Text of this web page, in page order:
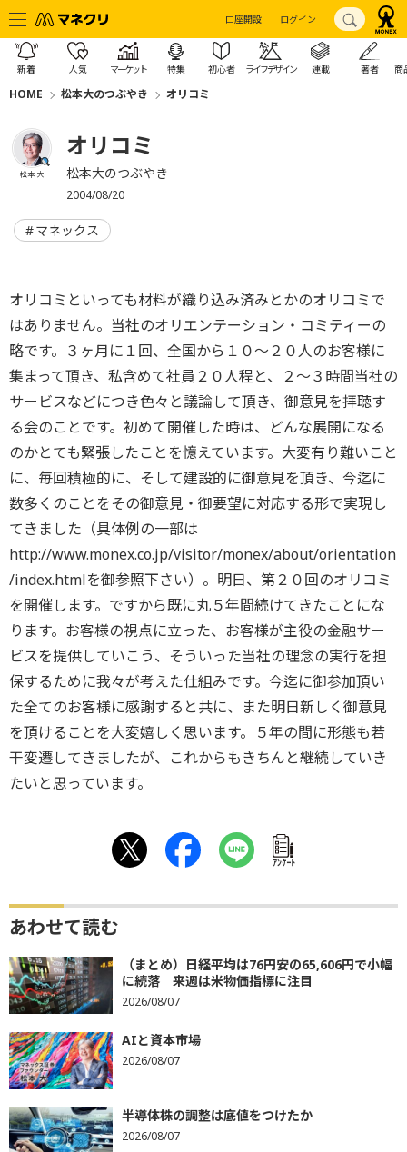
口座開設 ログイン
新着 人気 マーケット 特集 初心者 ライフデザイン 連載 著者 商
HOME 松本大のつぶやき オリコミ
松本 大
オリコミ
松本大のつぶやき
2004/08/20
マネックス
オリコミといっても材料が織り込み済みとかのオリコミで
はありません。当社のオリエンテーション・コミティーの
略です。３ヶ月に１回、全国から１０〜２０人のお客様に
集まって頂き、私含めて社員２０人程と、２〜３時間当社の
サービスなどにつき色々と議論して頂き、御意見を拝聴す
る会のことです。初めて開催した時は、どんな展開になる
のかとても緊張したことを憶えています。大変有り難いこと
に、毎回積極的に、そして建設的に御意見を頂き、今迄に
数多くのことをその御意見・御要望に対応する形で実現し
てきました（具体例の一部は
http://www.monex.co.jp/visitor/monex/about/orientation
/index.htmlを御参照下さい）。明日、第２０回のオリコミ
を開催します。ですから既に丸５年間続けてきたことにな
ります。お客様の視点に立った、お客様が主役の金融サー
ビスを提供していこう、そういった当社の理念の実行を担
保するために我々が考えた仕組みです。今迄に御参加頂い
た全てのお客様に感謝すると共に、また明日新しく御意見
を頂けることを大変嬉しく思います。５年の間に形態も若
干変遷してきましたが、これからもきちんと継続していき
たいと思っています。
ｱﾝｹｰﾄ
あわせて読む
（まとめ）日経平均は76円安の65,606円で小幅
に続落 来週は米物価指標に注目
2026/08/07
AIと資本市場
2026/08/07
半導体株の調整は底値をつけたか
2026/08/07